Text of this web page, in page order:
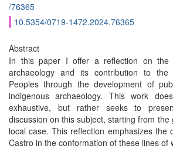
/76365
10.5354/0719-1472.2024.76365
Abstract
In this paper I offer a reflection on the
archaeology and its contribution to the
Peoples through the development of
indigenous archaeology. This work
exhaustive, but rather seeks to
discussion on this subject, starting from
local case. This reflection emphasizes the
Castro in the conformation of these lines of